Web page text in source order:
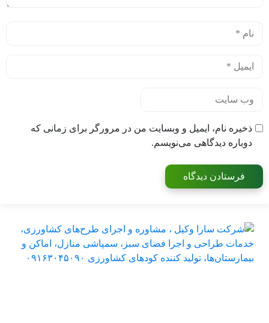
نام *
ایمیل *
وب‌ سایت
ذخیره نام، ایمیل و وبسایت من در مرورگر برای زمانی که
دوباره دیدگاهی می‌نویسم.